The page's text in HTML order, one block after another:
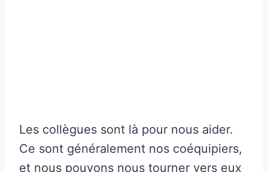
Les collègues sont là pour nous aider.
Ce sont généralement nos coéquipiers,
et nous pouvons nous tourner vers eux